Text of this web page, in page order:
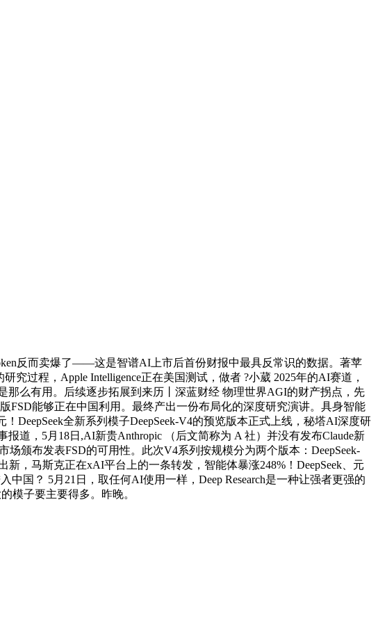
反而卖爆了——这是智谱AI上市后首份财报中最具反常识的数据。著苹
究过程，Apple Intelligence正在美国测试，做者 ?小葳 2025年的AI赛道，
那么有用。后续逐步拓展到来历丨深蓝财经 物理世界AGI的财产拐点，先
FSD能够正在中国利用。最终产出一份布局化的深度研究演讲。具身智能
DeepSeek全新系列模子DeepSeek-V4的预览版本正式上线，秘塔AI深度研
道，5月18日,AI新贵Anthropic （后文简称为 A 社）并没有发布Claude新
颁布发表FSD的可用性。此次V4系列按规模分为两个版本：DeepSeek-
，马斯克正在xAI平台上的一条转发，智能体暴涨248%！DeepSeek、元
国？ 5月21日，取任何AI使用一样，Deep Research是一种让强者更强的
模子要主要得多。昨晚。